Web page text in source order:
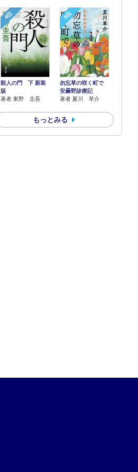
4位
殺人の門 下 新装
版
著者 東野 圭吾
5位
勿忘草の咲く町で
安曇野診療記
著者 夏川 草介
もっとみる